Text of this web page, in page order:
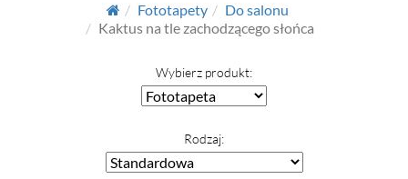
Fototapety
Do salonu
Kaktus na tle zachodzącego słońca
Wybierz produkt:
Rodzaj: